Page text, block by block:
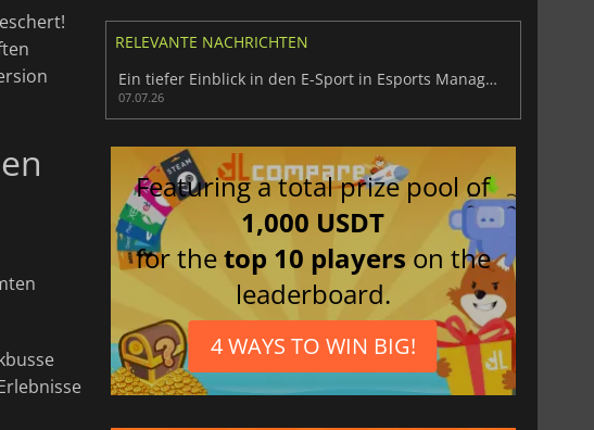
RELEVANTE NACHRICHTEN
Ein tiefer Einblick in den E-Sport in Esports Manager 2026
07.07.26
Featuring a total prize pool of
1,000 USDT
for thetop 10 players on the
leaderboard.
4 WAYS TO WIN BIG!